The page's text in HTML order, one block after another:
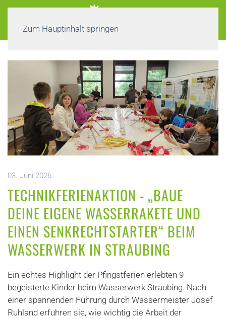
Zum Hauptinhalt springen
03. Juni 2026
TECHNIKFERIENAKTION - „BAUE
DEINE EIGENE WASSERRAKETE UND
EINEN SENKRECHTSTARTER“ BEIM
WASSERWERK IN STRAUBING
Ein echtes Highlight der Pfingstferien erlebten 9
begeisterte Kinder beim Wasserwerk Straubing. Nach
einer spannenden Führung durch Wassermeister Josef
Ruhland erfuhren sie, wie wichtig die Arbeit der